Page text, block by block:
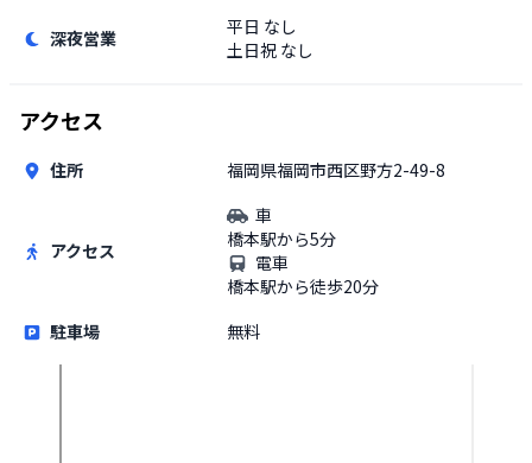
深夜営業 平日 なし
土日祝 なし
アクセス
住所 福岡県福岡市西区野方2-49-8
アクセス
車
橋本駅から5分
電車
橋本駅から徒歩20分
駐車場
無料